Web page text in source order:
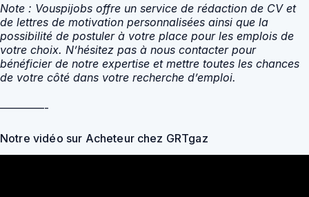
Note : Vouspijobs offre un service de rédaction de CV et
de lettres de motivation personnalisées ainsi que la
possibilité de postuler à votre place pour les emplois de
votre choix. N’hésitez pas à nous contacter pour
bénéficier de notre expertise et mettre toutes les chances
de votre côté dans votre recherche d’emploi.
————-
Notre vidéo sur Acheteur chez GRTgaz